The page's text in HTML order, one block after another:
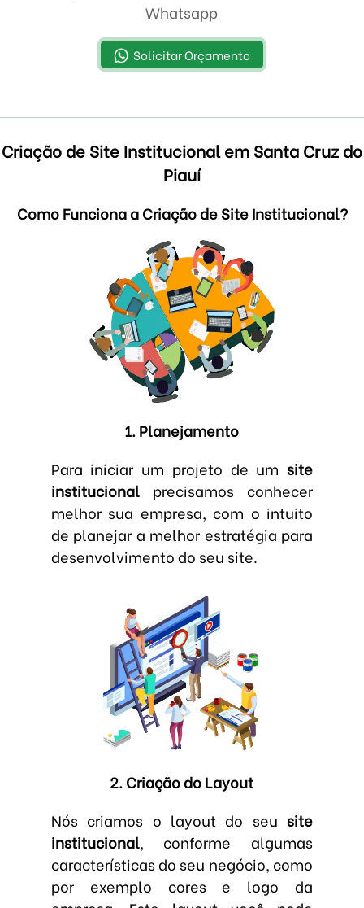
Whatsapp
Solicitar Orçamento
Criação de Site Institucional em Santa Cruz do
Piauí
Como Funciona a Criação de Site Institucional?
1. Planejamento
Para iniciar um projeto de umsite
institucionalprecisamos conhecer
melhor sua empresa, com o intuito
de planejar a melhor estratégia para
desenvolvimento do seu site.
2. Criação do Layout
Nós criamos o layout do seusite
institucional, conforme algumas
características do seu negócio, como
por exemplo cores e logo da